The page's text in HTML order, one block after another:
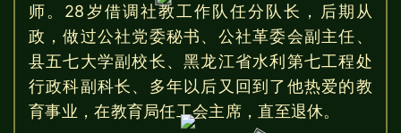
师。28岁借调社教工作队任分队长，后期从
政，做过公社党委秘书、公社革委会副主任、
县五七大学副校长、黑龙江省水利第七工程处
行政科副科长、多年以后又回到了他热爱的教
育事业，在教育局任工会主席，直至退休。